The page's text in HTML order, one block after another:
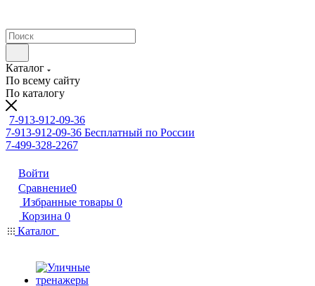
Каталог
По всему сайту
По каталогу
7-913-912-09-36
7-913-912-09-36 Бесплатный по России
7-499-328-2267
Войти
Сравнение0
Избранные товары 0
Корзина 0
Каталог